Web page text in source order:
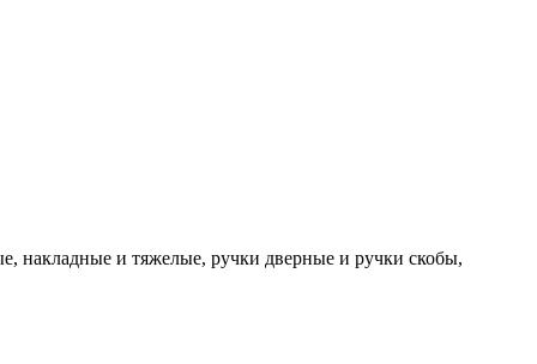
накладные и тяжелые, ручки дверные и ручки скобы,